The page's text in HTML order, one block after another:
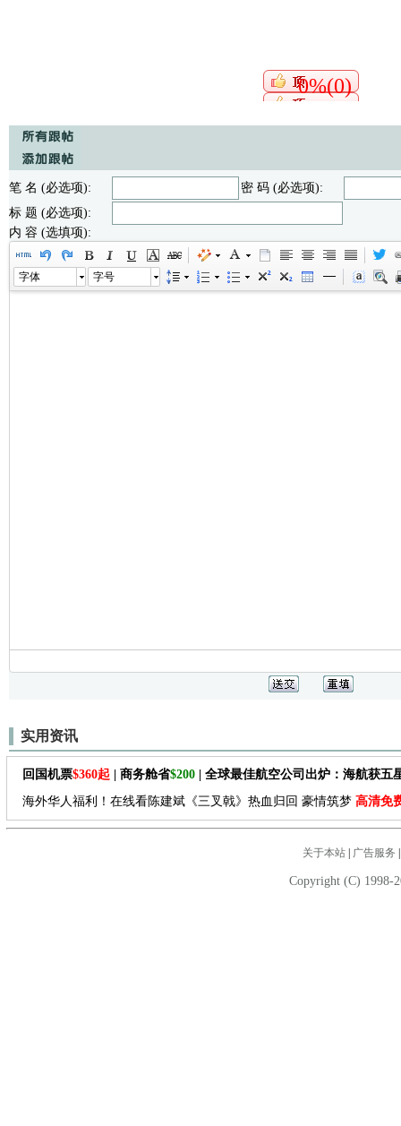
0%(0)
笔 名 (必选项):
密 码 (必选项):
标 题 (必选项):
内 容 (选填项):
字体 字号
实用资讯
回国机票$360起 | 商务舱省$200 | 全球最佳航空公司出炉：海航获五
海外华人福利！在线看陈建斌《三叉戟》热血归回 豪情筑梦 高清免
关于本站| 广告服务
Copyright (C) 1998-